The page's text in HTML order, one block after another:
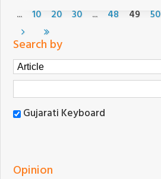
... 10 20 30 ... 48 49 50
Search by
Gujarati Keyboard
Opinion